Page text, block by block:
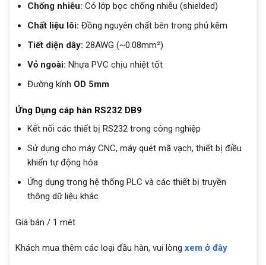
Chống nhiễu: Có lớp bọc chống nhiễu (shielded)
Chất liệu lõi: Đồng nguyên chất bên trong phủ kẽm
Tiết diện dây: 28AWG (~0.08mm²)
Vỏ ngoài: Nhựa PVC chịu nhiệt tốt
Đường kính OD 5mm
Ứng Dụng cáp hàn RS232 DB9
Kết nối các thiết bị RS232 trong công nghiệp
Sử dụng cho máy CNC, máy quét mã vạch, thiết bị điều
khiển tự động hóa
Ứng dụng trong hệ thống PLC và các thiết bị truyền
thông dữ liệu khác
Giá bán / 1 mét
Khách mua thêm các loại đầu hàn, vui lòng xem ở đây